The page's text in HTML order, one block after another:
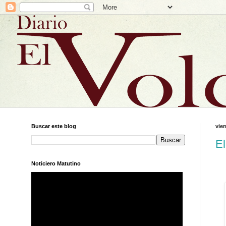
Buscar este blog
Noticiero Matutino